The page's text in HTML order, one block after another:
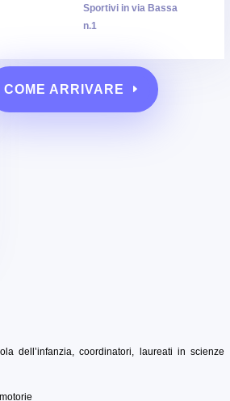
Sportivi in via Bassa
n.1
COME ARRIVARE
dell’infanzia, coordinatori, laureati in scienze